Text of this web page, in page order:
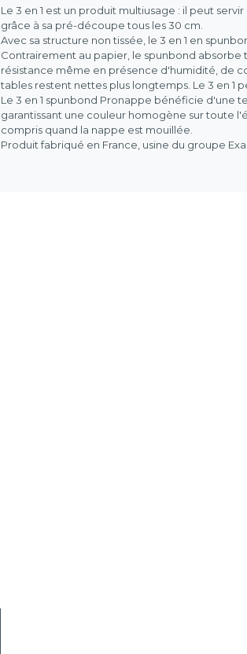
Le 3 en 1 est un produit multiusage : il peut
grâce à sa pré-découpe tous les 30 cm.
Avec sa structure non tissée, le 3 en 1 en
Contrairement au papier, le spunbond absorbe
résistance même en présence d'humidité, de
tables restent nettes plus longtemps. Le 3 en 1
Le 3 en 1 spunbond Pronappe bénéficie d'une
garantissant une couleur homogène sur toute
compris quand la nappe est mouillée.
Produit fabriqué en France, usine du groupe